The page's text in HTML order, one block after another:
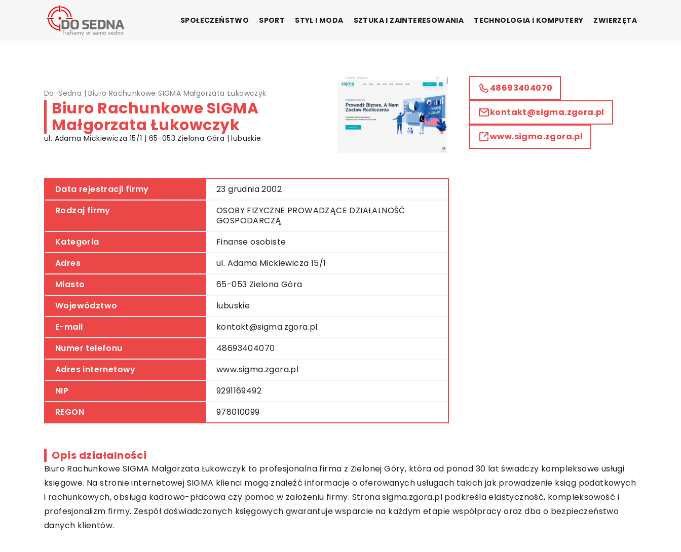
SPOŁECZEŃSTWO SPORT STYL I MODA SZTUKA I ZAINTERESOWANIA TECHNOLOGIA I KOMPUTERY ZWIERZĘTA
Do-Sedna |Biuro Rachunkowe SIGMA Małgorzata Łukowczyk
Biuro Rachunkowe SIGMA
Małgorzata Łukowczyk
ul. Adama Mickiewicza 15/1 | 65-053 Zielona Góra | lubuskie
Data rejestracji firmy
23 grudnia 2002
Rodzaj firmy
OSOBY FIZYCZNE PROWADZĄCE DZIAŁALNOŚĆ
GOSPODARCZĄ
Kategoria
Finanse osobiste
Adres
ul. Adama Mickiewicza 15/1
Miasto
65-053 Zielona Góra
Województwo
lubuskie
E-mail
kontakt@sigma.zgora.pl
Numer telefonu
48693404070
Adres internetowy
www.sigma.zgora.pl
NIP
9291169492
REGON
978010099
48693404070
kontakt@sigma.zgora.pl
www.sigma.zgora.pl
Opis działalności
Biuro Rachunkowe SIGMA Małgorzata Łukowczyk to profesjonalna firma z Zielonej Góry, która od ponad 30 lat świadczy kompleksowe usługi
księgowe. Na stronie internetowej SIGMA klienci mogą znaleźć informacje o oferowanych usługach takich jak prowadzenie ksiąg podatkowych
i rachunkowych, obsługa kadrowo-płacowa czy pomoc w założeniu firmy. Strona sigma.zgora.pl podkreśla elastyczność, kompleksowość i
profesjonalizm firmy. Zespół doświadczonych księgowych gwarantuje wsparcie na każdym etapie współpracy oraz dba o bezpieczeństwo
danych klientów.